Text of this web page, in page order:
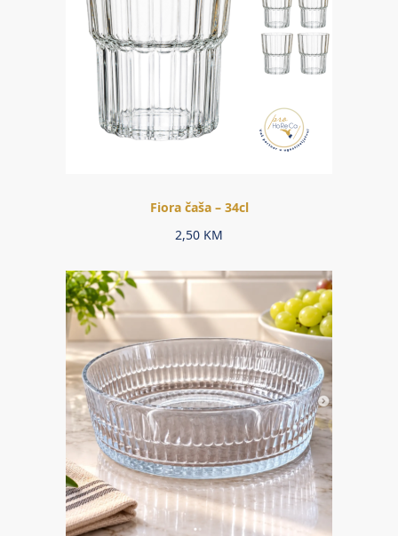
Fiora čaša – 34cl
2,50 KM